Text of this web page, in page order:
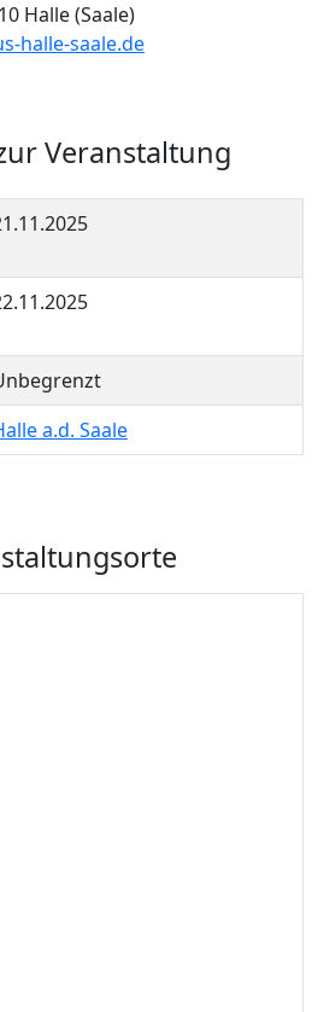
Halle (Saale)
halle-saale.de
Veranstaltung
a.d. Saale